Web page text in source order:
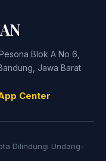
Blok A No 6,
Jawa Barat
Center
Dilindungi Undang-